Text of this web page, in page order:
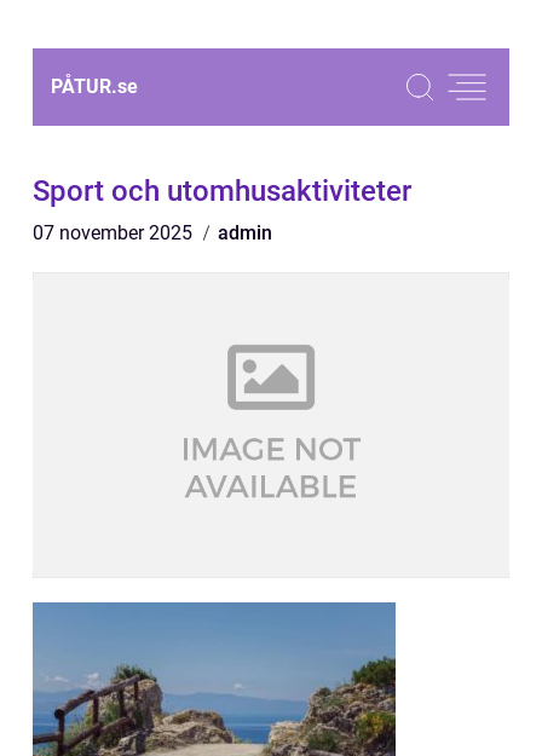
PÅTUR.se
Sport och utomhusaktiviteter
07 november 2025 admin